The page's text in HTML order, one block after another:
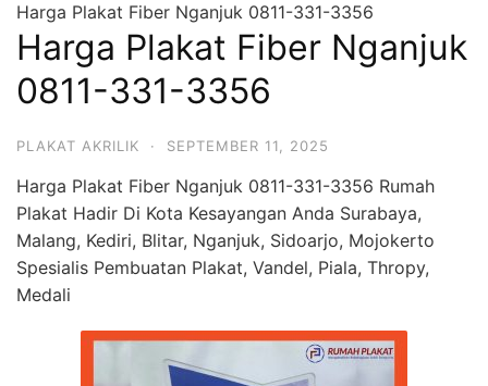
Harga Plakat Fiber Nganjuk 0811-331-3356
Harga Plakat Fiber Nganjuk
0811-331-3356
PLAKAT AKRILIK · SEPTEMBER 11, 2025
Harga Plakat Fiber Nganjuk 0811-331-3356 Rumah
Plakat Hadir Di Kota Kesayangan Anda Surabaya,
Malang, Kediri, Blitar, Nganjuk, Sidoarjo, Mojokerto
Spesialis Pembuatan Plakat, Vandel, Piala, Thropy,
Medali